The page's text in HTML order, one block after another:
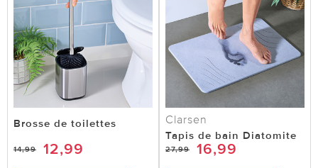
Brosse de toilettes
14,99 12,99
Clarsen
Tapis de bain Diatomite
27,99 16,99